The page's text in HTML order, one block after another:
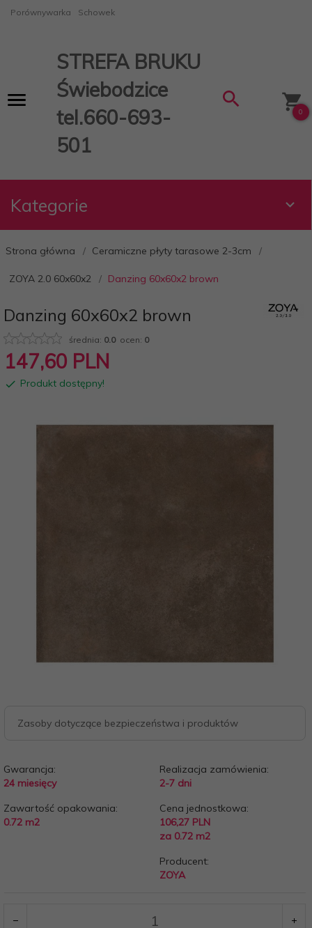
Porównywarka Schowek
STREFA BRUKU
Świebodzice
tel.660-693-
501
0
Kategorie
Strona główna Ceramiczne płyty tarasowe 2-3cm
ZOYA 2.0 60x60x2 Danzing 60x60x2 brown
Danzing 60x60x2 brown
średnia: 0.0ocen: 0
147,60 PLN
Produkt dostępny!
Zasoby dotyczące bezpieczeństwa i produktów
Gwarancja:
24 miesięcy
Realizacja zamówienia:
2-7 dni
Zawartość opakowania:
0.72 m2
Cena jednostkowa:
106,27 PLN
za 0.72 m2
Producent:
ZOYA